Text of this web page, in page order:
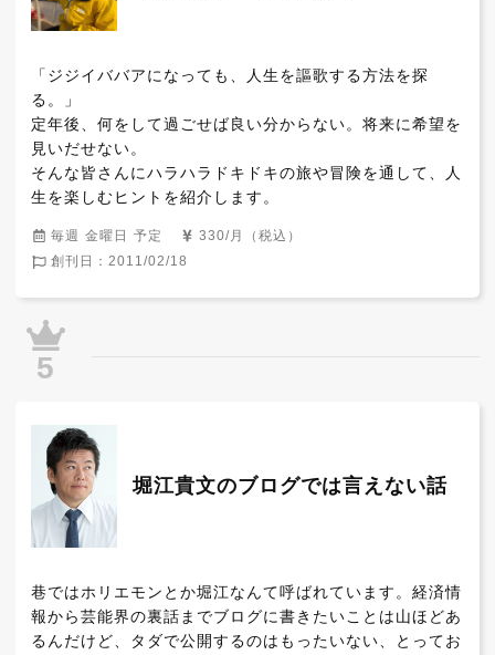
「ジジイババアになっても、人生を謳歌する方法を探
る。」
定年後、何をして過ごせば良い分からない。将来に希望を
見いだせない。
そんな皆さんにハラハラドキドキの旅や冒険を通して、人
生を楽しむヒントを紹介します。
毎週 金曜日 予定
330/月（税込）
創刊日：2011/02/18
5
堀江貴文のブログでは言えない話
巷ではホリエモンとか堀江なんて呼ばれています。経済情
報から芸能界の裏話までブログに書きたいことは山ほどあ
るんだけど、タダで公開するのはもったいない、とってお